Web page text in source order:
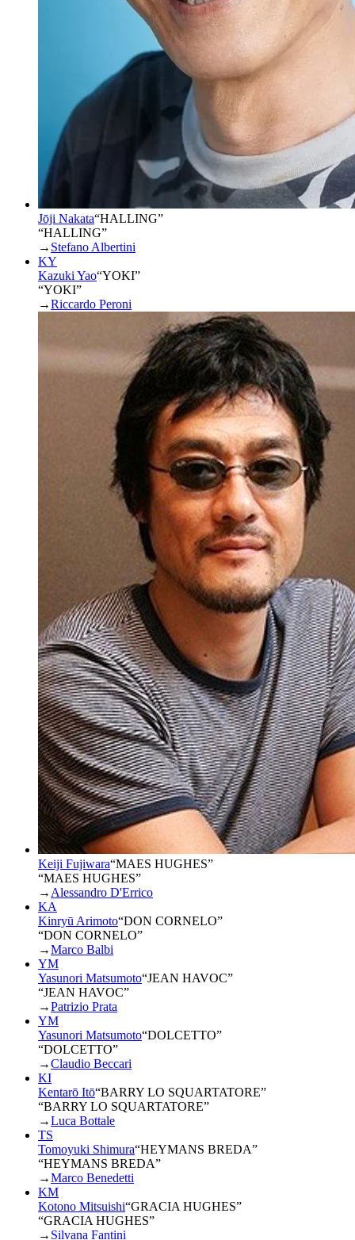
Jōji Nakata“HALLING”
“HALLING”
→ Stefano Albertini
KY
Kazuki Yao“YOKI”
“YOKI”
→Riccardo Peroni
Keiji Fujiwara“MAES HUGHES”
“MAES HUGHES”
→ Alessandro D'Errico
KA
Kinryū Arimoto“DON CORNELO”
“DON CORNELO”
→Marco Balbi
YM
Yasunori Matsumoto“JEAN HAVOC”
“JEAN HAVOC”
→Patrizio Prata
YM
Yasunori Matsumoto“DOLCETTO”
“DOLCETTO”
→Claudio Beccari
KI
Kentarō Itō“BARRY LO SQUARTATORE”
“BARRY LO SQUARTATORE”
→Luca Bottale
TS
Tomoyuki Shimura“HEYMANS BREDA”
“HEYMANS BREDA”
→Marco Benedetti
KM
Kotono Mitsuishi“GRACIA HUGHES”
“GRACIA HUGHES”
→ Silvana Fantini